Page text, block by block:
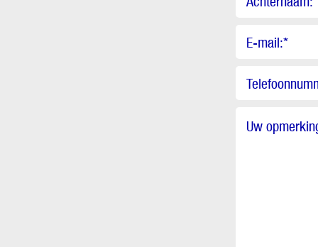
E-mail:*
Uw